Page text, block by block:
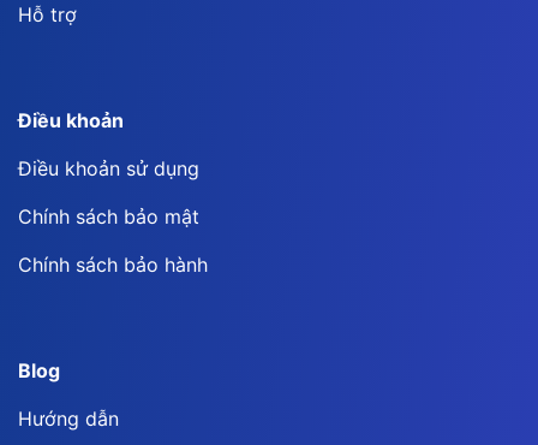
Hỗ trợ
Điều khoản
Điều khoản sử dụng
Chính sách bảo mật
Chính sách bảo hành
Blog
Hướng dẫn